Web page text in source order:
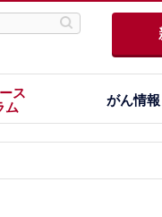
ス
ム
がん情報